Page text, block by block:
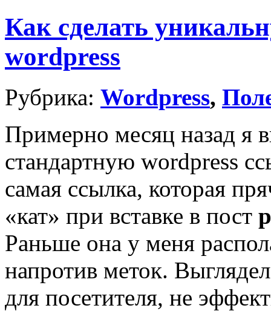
Как сделать
wordpress
Рубрика: Wordpress,
Примерно месяц назад я
стандартную wordpress
самая ссылка, которая
«кат» при вставке в пост
Раньше она у меня
напротив меток.
для посетителя, не